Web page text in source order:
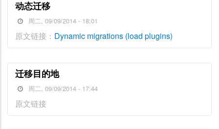
动态迁移
周二, 09/09/2014 - 18:01
原文链接： Dynamic migrations (load plugins)
迁移目的地
周二, 09/09/2014 - 17:44
原文链接